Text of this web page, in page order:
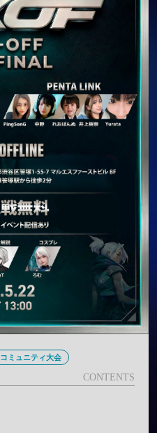
コミュニティ大会